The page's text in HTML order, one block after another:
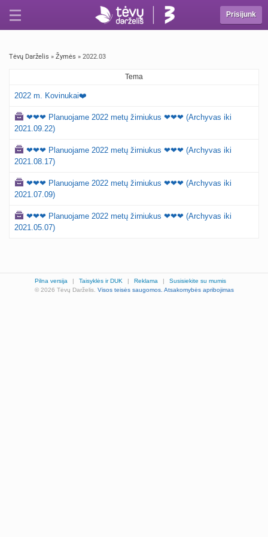
Prisijunk
Tėvų Darželis » Žymės » 2022.03
Tema
2022 m. Kovinukai❤️
❤❤❤ Planuojame 2022 metų žirniukus ❤❤❤ (Archyvas iki
2021.09.22)
❤❤❤ Planuojame 2022 metų žirniukus ❤❤❤ (Archyvas iki
2021.08.17)
❤❤❤ Planuojame 2022 metų žirniukus ❤❤❤ (Archyvas iki
2021.07.09)
❤❤❤ Planuojame 2022 metų žirniukus ❤❤❤ (Archyvas iki
2021.05.07)
Pilna versija | Taisyklės ir DUK | Reklama |
Susisiekite su mumis
© 2026 Tėvų Darželis. Visos teisės saugomos. Atsakomybės apribojimas